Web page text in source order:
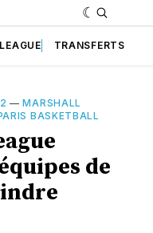
TRANSFERTS
—MARSHALL
BASKETBALL
de